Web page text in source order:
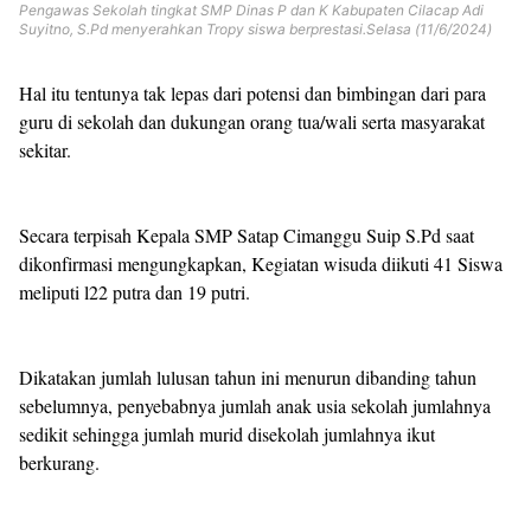
Pengawas Sekolah tingkat SMP Dinas P dan K Kabupaten Cilacap Adi
Suyitno, S.Pd menyerahkan Tropy siswa berprestasi.Selasa (11/6/2024)
Hal itu tentunya tak lepas dari potensi dan bimbingan dari para
guru di sekolah dan dukungan orang tua/wali serta masyarakat
sekitar.
Secara terpisah Kepala SMP Satap Cimanggu Suip S.Pd saat
dikonfirmasi mengungkapkan, Kegiatan wisuda diikuti 41 Siswa
meliputi l22 putra dan 19 putri.
Dikatakan jumlah lulusan tahun ini menurun dibanding tahun
sebelumnya, penyebabnya jumlah anak usia sekolah jumlahnya
sedikit sehingga jumlah murid disekolah jumlahnya ikut
berkurang.